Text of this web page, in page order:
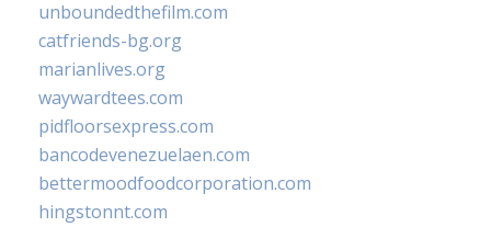
unboundedthefilm.com
catfriends-bg.org
marianlives.org
waywardtees.com
pidfloorsexpress.com
bancodevenezuelaen.com
bettermoodfoodcorporation.com
hingstonnt.com